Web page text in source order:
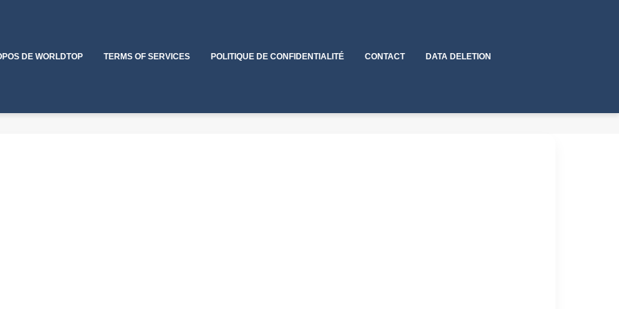
DE WORLDTOP TERMS OF SERVICES POLITIQUE DE CONFIDENTIALITÉ CONTACT DATA DELETION